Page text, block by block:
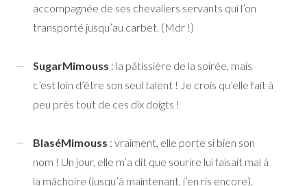
accompagnée de ses chevaliers servants qui l’on
transporté jusqu’au carbet. (Mdr !)
SugarMimouss : la pâtissière de la soirée, mais
c’est loin d’être son seul talent ! Je crois qu’elle fait à
peu près tout de ces dix doigts !
BlaséMimouss : vraiment, elle porte si bien son
nom ! Un jour, elle m’a dit que sourire lui faisait mal à
la mâchoire (jusqu’à maintenant, j’en ris encore).